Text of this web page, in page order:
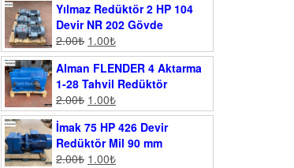
Yılmaz Redüktör 2 HP 104
Devir NR 202 Gövde
2.00₺ 1.00₺
Alman FLENDER 4 Aktarma
1-28 Tahvil Redüktör
2.00₺ 1.00₺
İmak 75 HP 426 Devir
Redüktör Mil 90 mm
2.00₺ 1.00₺